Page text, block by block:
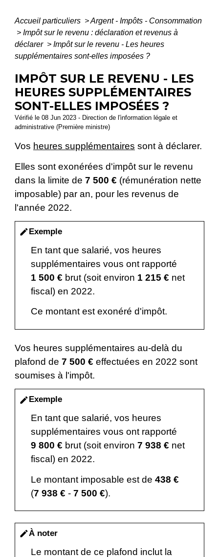
Accueil particuliers >Argent - Impôts - Consommation
> Impôt sur le revenu : déclaration et revenus à
déclarer > Impôt sur le revenu - Les heures
supplémentaires sont-elles imposées ?
IMPÔT SUR LE REVENU - LES
HEURES SUPPLÉMENTAIRES
SONT-ELLES IMPOSÉES ?
Vérifié le 08 Jun 2023 - Direction de l'information légale et
administrative (Première ministre)
Vos heures supplémentaires sont à déclarer.
Elles sont exonérées d'impôt sur le revenu
dans la limite de 7 500 € (rémunération nette
imposable) par an, pour les revenus de
l'année 2022.
editExemple
En tant que salarié, vos heures
supplémentaires vous ont rapporté
1 500 € brut (soit environ 1 215 € net
fiscal) en 2022.
Ce montant est exonéré d'impôt.
Vos heures supplémentaires au-delà du
plafond de 7 500 € effectuées en 2022 sont
soumises à l'impôt.
edit Exemple
En tant que salarié, vos heures
supplémentaires vous ont rapporté
9 800 € brut (soit environ 7 938 € net
fiscal) en 2022.
Le montant imposable est de 438 €
(7 938 € - 7 500 €).
editÀ noter
Le montant de ce plafond inclut la